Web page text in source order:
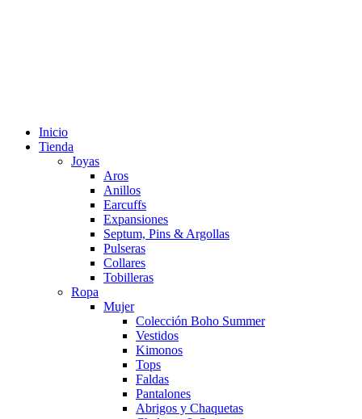
Inicio
Tienda
Joyas
Aros
Anillos
Earcuffs
Expansiones
Septum, Pins & Argollas
Pulseras
Collares
Tobilleras
Ropa
Mujer
Colección Boho Summer
Vestidos
Kimonos
Tops
Faldas
Pantalones
Abrigos y Chaquetas